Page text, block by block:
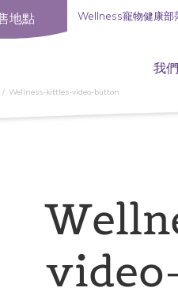
地點 Wellness寵物健康部
我
Wellness-kittles-video-button